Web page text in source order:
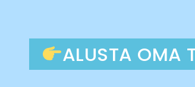
ALUSTA OMA